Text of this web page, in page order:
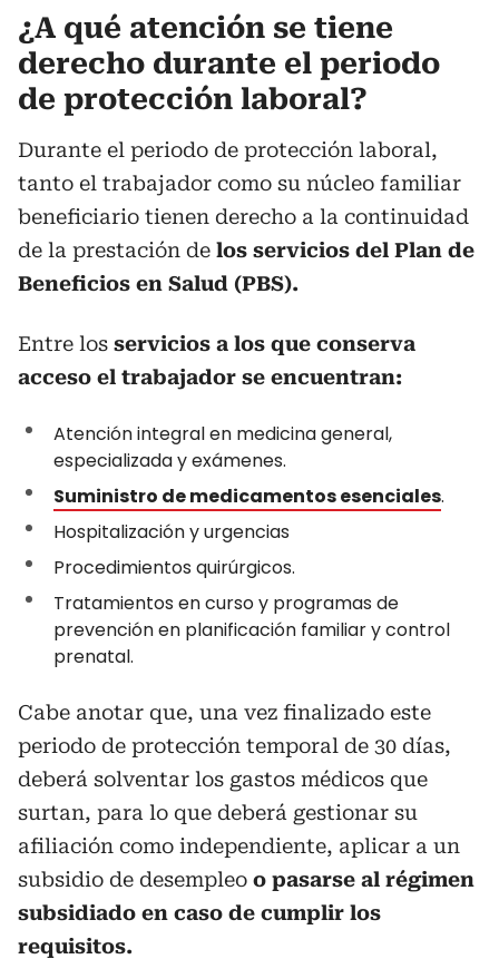
¿A qué atención se tiene
derecho durante el periodo
de protección laboral?
Durante el periodo de protección laboral,
tanto el trabajador como su núcleo familiar
beneficiario tienen derecho a la continuidad
de la prestación de los servicios del Plan de
Beneficios en Salud (PBS).
Entre los servicios a los que conserva
acceso el trabajador se encuentran:
Atención integral en medicina general,
especializada y exámenes.
Suministro de medicamentos esenciales.
Hospitalización y urgencias
Procedimientos quirúrgicos.
Tratamientos en curso y programas de
prevención en planificación familiar y control
prenatal.
Cabe anotar que, una vez finalizado este
periodo de protección temporal de 30 días,
deberá solventar los gastos médicos que
surtan, para lo que deberá gestionar su
afiliación como independiente, aplicar a un
subsidio de desempleo o pasarse al régimen
subsidiado en caso de cumplir los
requisitos.